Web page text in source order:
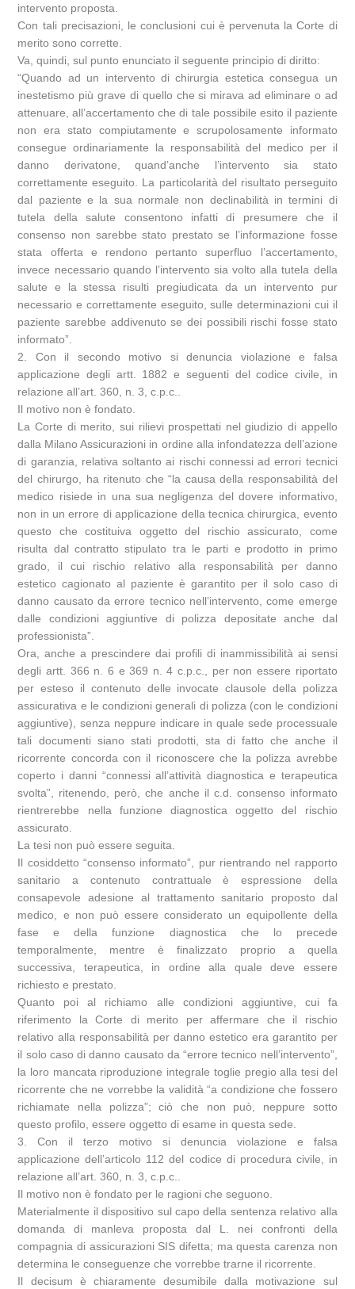
intervento proposta.
Con tali precisazioni, le conclusioni cui è pervenuta la Corte di
merito sono corrette.
Va, quindi, sul punto enunciato il seguente principio di diritto:
“Quando ad un intervento di chirurgia estetica consegua un
inestetismo più grave di quello che si mirava ad eliminare o ad
attenuare, all’accertamento che di tale possibile esito il paziente
non era stato compiutamente e scrupolosamente informato
consegue ordinariamente la responsabilità del medico per il
danno derivatone, quand’anche l’intervento sia stato
correttamente eseguito. La particolarità del risultato perseguito
dal paziente e la sua normale non declinabilità in termini di
tutela della salute consentono infatti di presumere che il
consenso non sarebbe stato prestato se l’informazione fosse
stata offerta e rendono pertanto superfluo l’accertamento,
invece necessario quando l’intervento sia volto alla tutela della
salute e la stessa risulti pregiudicata da un intervento pur
necessario e correttamente eseguito, sulle determinazioni cui il
paziente sarebbe addivenuto se dei possibili rischi fosse stato
informato”.
2. Con il secondo motivo si denuncia violazione e falsa
applicazione degli artt. 1882 e seguenti del codice civile, in
relazione all’art. 360, n. 3, c.p.c..
Il motivo non è fondato.
La Corte di merito, sui rilievi prospettati nel giudizio di appello
dalla Milano Assicurazioni in ordine alla infondatezza dell’azione
di garanzia, relativa soltanto ai rischi connessi ad errori tecnici
del chirurgo, ha ritenuto che “la causa della responsabilità del
medico risiede in una sua negligenza del dovere informativo,
non in un errore di applicazione della tecnica chirurgica, evento
questo che costituiva oggetto del rischio assicurato, come
risulta dal contratto stipulato tra le parti e prodotto in primo
grado, il cui rischio relativo alla responsabilità per danno
estetico cagionato al paziente è garantito per il solo caso di
danno causato da errore tecnico nell’intervento, come emerge
dalle condizioni aggiuntive di polizza depositate anche dal
professionista”.
Ora, anche a prescindere dai profili di inammissibilità ai sensi
degli artt. 366 n. 6 e 369 n. 4 c.p.c., per non essere riportato
per esteso il contenuto delle invocate clausole della polizza
assicurativa e le condizioni generali di polizza (con le condizioni
aggiuntive), senza neppure indicare in quale sede processuale
tali documenti siano stati prodotti, sta di fatto che anche il
ricorrente concorda con il riconoscere che la polizza avrebbe
coperto i danni “connessi all’attività diagnostica e terapeutica
svolta”, ritenendo, però, che anche il c.d. consenso informato
rientrerebbe nella funzione diagnostica oggetto del rischio
assicurato.
La tesi non può essere seguita.
Il cosiddetto “consenso informato”, pur rientrando nel rapporto
sanitario a contenuto contrattuale è espressione della
consapevole adesione al trattamento sanitario proposto dal
medico, e non può essere considerato un equipollente della
fase e della funzione diagnostica che lo precede
temporalmente, mentre è finalizzato proprio a quella
successiva, terapeutica, in ordine alla quale deve essere
richiesto e prestato.
Quanto poi al richiamo alle condizioni aggiuntive, cui fa
riferimento la Corte di merito per affermare che il rischio
relativo alla responsabilità per danno estetico era garantito per
il solo caso di danno causato da “errore tecnico nell’intervento”,
la loro mancata riproduzione integrale toglie pregio alla tesi del
ricorrente che ne vorrebbe la validità “a condizione che fossero
richiamate nella polizza”; ciò che non può, neppure sotto
questo profilo, essere oggetto di esame in questa sede.
3. Con il terzo motivo si denuncia violazione e falsa
applicazione dell’articolo 112 del codice di procedura civile, in
relazione all’art. 360, n. 3, c.p.c..
Il motivo non è fondato per le ragioni che seguono.
Materialmente il dispositivo sul capo della sentenza relativo alla
domanda di manleva proposta dal L. nei confronti della
compagnia di assicurazioni SIS difetta; ma questa carenza non
determina le conseguenze che vorrebbe trarne il ricorrente.
Il decisum è chiaramente desumibile dalla motivazione sul